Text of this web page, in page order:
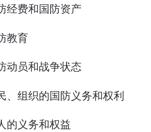
费和国防资产
教育
员和战争状态
组织的国防义务和权利
义务和权益